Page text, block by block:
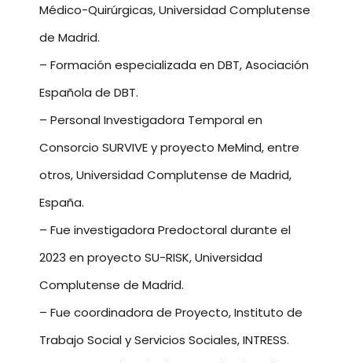
Médico-Quirúrgicas, Universidad Complutense
de Madrid.
– Formación especializada en DBT, Asociación
Española de DBT.
– Personal Investigadora Temporal en
Consorcio SURVIVE y proyecto MeMind, entre
otros, Universidad Complutense de Madrid,
España.
– Fue investigadora Predoctoral durante el
2023 en proyecto SU-RISK, Universidad
Complutense de Madrid.
– Fue coordinadora de Proyecto, Instituto de
Trabajo Social y Servicios Sociales, INTRESS.